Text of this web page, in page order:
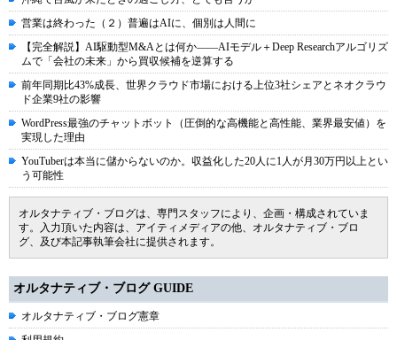
営業は終わった（２）普遍はAIに、個別は人間に
【完全解説】AI駆動型M&Aとは何か――AIモデル＋Deep Researchアルゴリズ
ムで「会社の未来」から買収候補を逆算する
前年同期比43%成長、世界クラウド市場における上位3社シェアとネオクラウ
ド企業9社の影響
WordPress最強のチャットボット（圧倒的な高機能と高性能、業界最安値）を
実現した理由
YouTuberは本当に儲からないのか。収益化した20人に1人が月30万円以上とい
う可能性
オルタナティブ・ブログは、専門スタッフにより、企画・構成されていま
す。入力頂いた内容は、アイティメディアの他、オルタナティブ・ブロ
グ、及び本記事執筆会社に提供されます。
オルタナティブ・ブログ GUIDE
オルタナティブ・ブログ憲章